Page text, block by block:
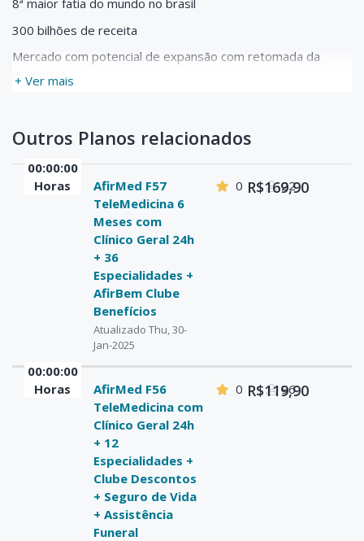
+ Ver mais
8ª maior fatia do mundo no brasil
300 bilhões de receita
Mercado com potencial de expansão com retomada da
economia
Outros Planos relacionados
00:00:00
Horas
AfirMed F57
TeleMedicina 6
Meses com
Clínico Geral 24h
+ 36
Especialidades +
AfirBem Clube
Benefícios
Atualizado Thu, 30-
Jan-2025
0 22
R$169,90
00:00:00
Horas
AfirMed F56
TeleMedicina com
Clínico Geral 24h
+ 12
Especialidades +
Clube Descontos
+ Seguro de Vida
+ Assistência
Funeral
0 96
R$119,90